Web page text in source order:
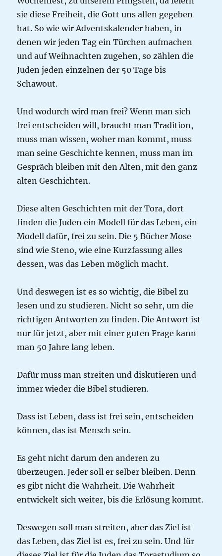
sie diese Freiheit, die Gott uns allen gegeben
hat. So wie wir Adventskalender haben, in
denen wir jeden Tag ein Türchen aufmachen
und auf Weihnachten zugehen, so zählen die
Juden jeden einzelnen der 50 Tage bis
Schawout.
Und wodurch wird man frei? Wenn man sich
frei entscheiden will, braucht man Tradition,
muss man wissen, woher man kommt, muss
man seine Geschichte kennen, muss man im
Gespräch bleiben mit den Alten, mit den ganz
alten Geschichten.
Diese alten Geschichten mit der Tora, dort
finden die Juden ein Modell für das Leben, ein
Modell dafür, frei zu sein. Die 5 Bücher Mose
sind wie Steno, wie eine Kurzfassung alles
dessen, was das Leben möglich macht.
Und deswegen ist es so wichtig, die Bibel zu
lesen und zu studieren. Nicht so sehr, um die
richtigen Antworten zu finden. Die Antwort ist
nur für jetzt, aber mit einer guten Frage kann
man 50 Jahre lang leben.
Dafür muss man streiten und diskutieren und
immer wieder die Bibel studieren.
Dass ist Leben, dass ist frei sein, entscheiden
können, das ist Mensch sein.
Es geht nicht darum den anderen zu
überzeugen. Jeder soll er selber bleiben. Denn
es gibt nicht die Wahrheit. Die Wahrheit
entwickelt sich weiter, bis die Erlösung kommt.
Deswegen soll man streiten, aber das Ziel ist
das Leben, das Ziel ist es, frei zu sein. Und für